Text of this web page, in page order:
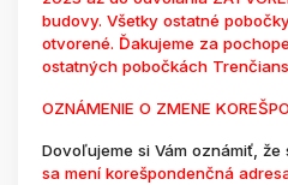
budovy. Všetky ostatné
otvorené. Ďakujeme za
ostatných pobočkách
OZNÁMENIE O ZMENE
Dovoľujeme si Vám oznámiť,
sa mení korešpondenčná